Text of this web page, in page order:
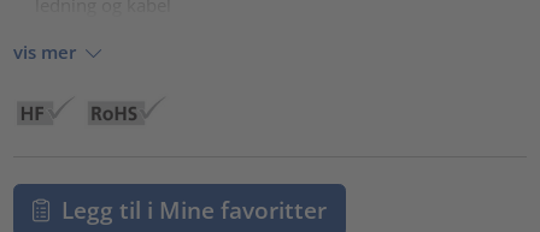
vis mer
Legg til i Mine favoritter